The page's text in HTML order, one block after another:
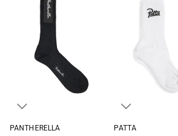
PANTHERELLA
PATTA